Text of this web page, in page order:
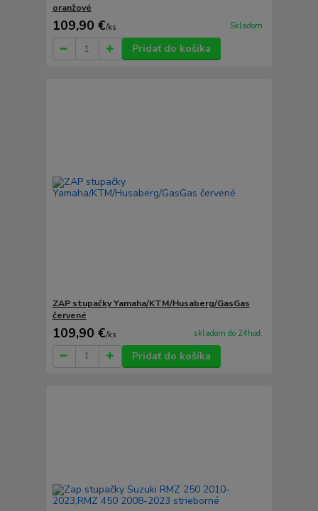
oranžové
109,90 €/ks Skladom
Pridať do košíka
ZAP stupačky Yamaha/KTM/Husaberg/GasGas
červené
109,90 €/ks skladom do 24hod.
Pridať do košíka